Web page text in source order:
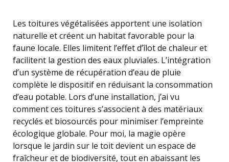
Les toitures végétalisées apportent une isolation
naturelle et créent un habitat favorable pour la
faune locale. Elles limitent l’effet d’îlot de chaleur et
facilitent la gestion des eaux pluviales. L’intégration
d’un système de récupération d’eau de pluie
complète le dispositif en réduisant la consommation
d’eau potable. Lors d’une installation, j’ai vu
comment ces toitures s’associent à des matériaux
recyclés et biosourcés pour minimiser l’empreinte
écologique globale. Pour moi, la magie opère
lorsque le jardin sur le toit devient un espace de
fraîcheur et de biodiversité, tout en abaissant les